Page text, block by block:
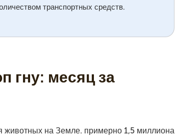
транспортных средств.
гну: месяц за
животных на Земле. примерно 1,5 миллиона